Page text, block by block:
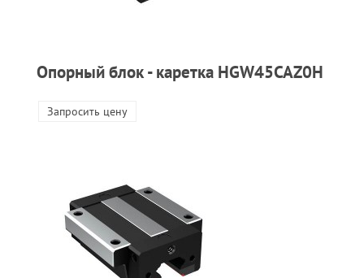
Опорный блок - каретка HGW45CAZ0H
Запросить цену